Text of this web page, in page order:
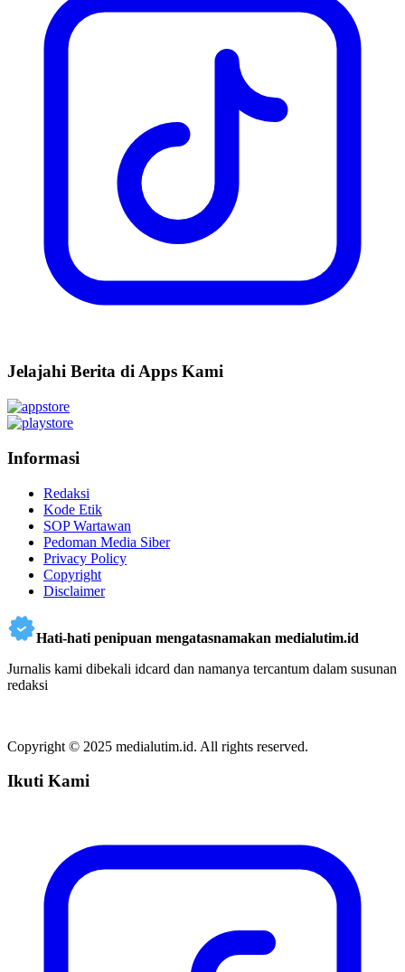
Jelajahi Berita di Apps Kami
Informasi
Redaksi
Kode Etik
SOP Wartawan
Pedoman Media Siber
Privacy Policy
Copyright
Disclaimer
Hati-hati penipuan mengatasnamakan medialutim.id
Jurnalis kami dibekali idcard dan namanya tercantum dalam susunan
redaksi
Copyright © 2025 medialutim.id. All rights reserved.
Ikuti Kami